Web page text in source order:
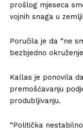
prošlog mjeseca
vojnih snaga u
Poručila je da “ne
bezbjedno
Kallas je ponovila
premošćavanju
produbljivanju.
“Politička